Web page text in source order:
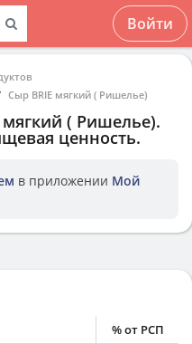
Войти
Сыр BRIE мягкий ( Ришелье)
мягкий ( Ришелье).
ценность.
в приложении Мой
% от РСП